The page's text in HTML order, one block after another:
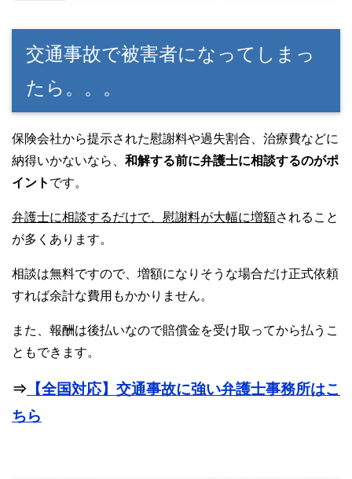
交通事故で被害者になってしまっ
たら。。。
保険会社から提示された慰謝料や過失割合、治療費などに
納得いかないなら、 和解する前に弁護士に相談するのがポ
イント です。
弁護士に相談するだけで、慰謝料が大幅に増額されること
が多くあります。
相談は無料ですので、増額になりそうな場合だけ正式依頼
すれば余計な費用もかかりません。
また、報酬は後払いなので賠償金を受け取ってから払うこ
ともできます。
⇒ 【全国対応】交通事故に強い弁護士事務所はこ
ちら